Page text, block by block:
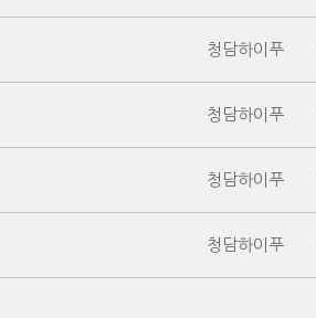
청담하이푸
청담하이푸
청담하이푸
청담하이푸